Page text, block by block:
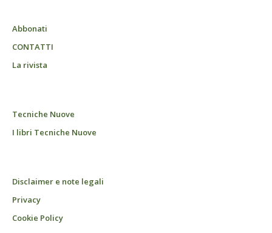
Abbonati
CONTATTI
La rivista
Tecniche Nuove
I libri Tecniche Nuove
Disclaimer e note legali
Privacy
Cookie Policy